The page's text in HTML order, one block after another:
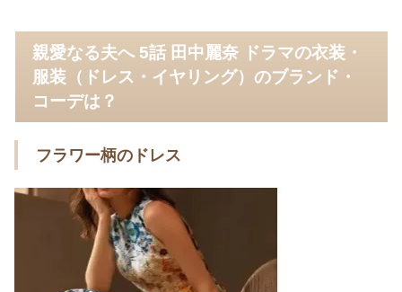
親愛なる夫へ 5話 田中麗奈 ドラマの衣装・
服装（ドレス・イヤリング）のブランド・
コーデは？
フラワー柄のドレス